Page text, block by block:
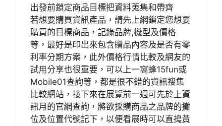
出發前鎖定商品目標把資料蒐集和帶齊
若想要購買資訊產品，請先上網鎖定您想要
購買的目標商品，記錄品牌,機型及價格
等，最好是印出來包含贈品內容及是否有零
利率分期方案，此外價格行情比較及網友的
試用分享也很重要，可以上一窩蜂15fun或
Mobile01查詢等，都是很不錯的資訊搜集
比較網站，接下來在展覽前一週可先於上資
訊月的官網查詢，將欲採購商品之品牌的攤
位及位置代號記下，以便看展時可以直搗黃